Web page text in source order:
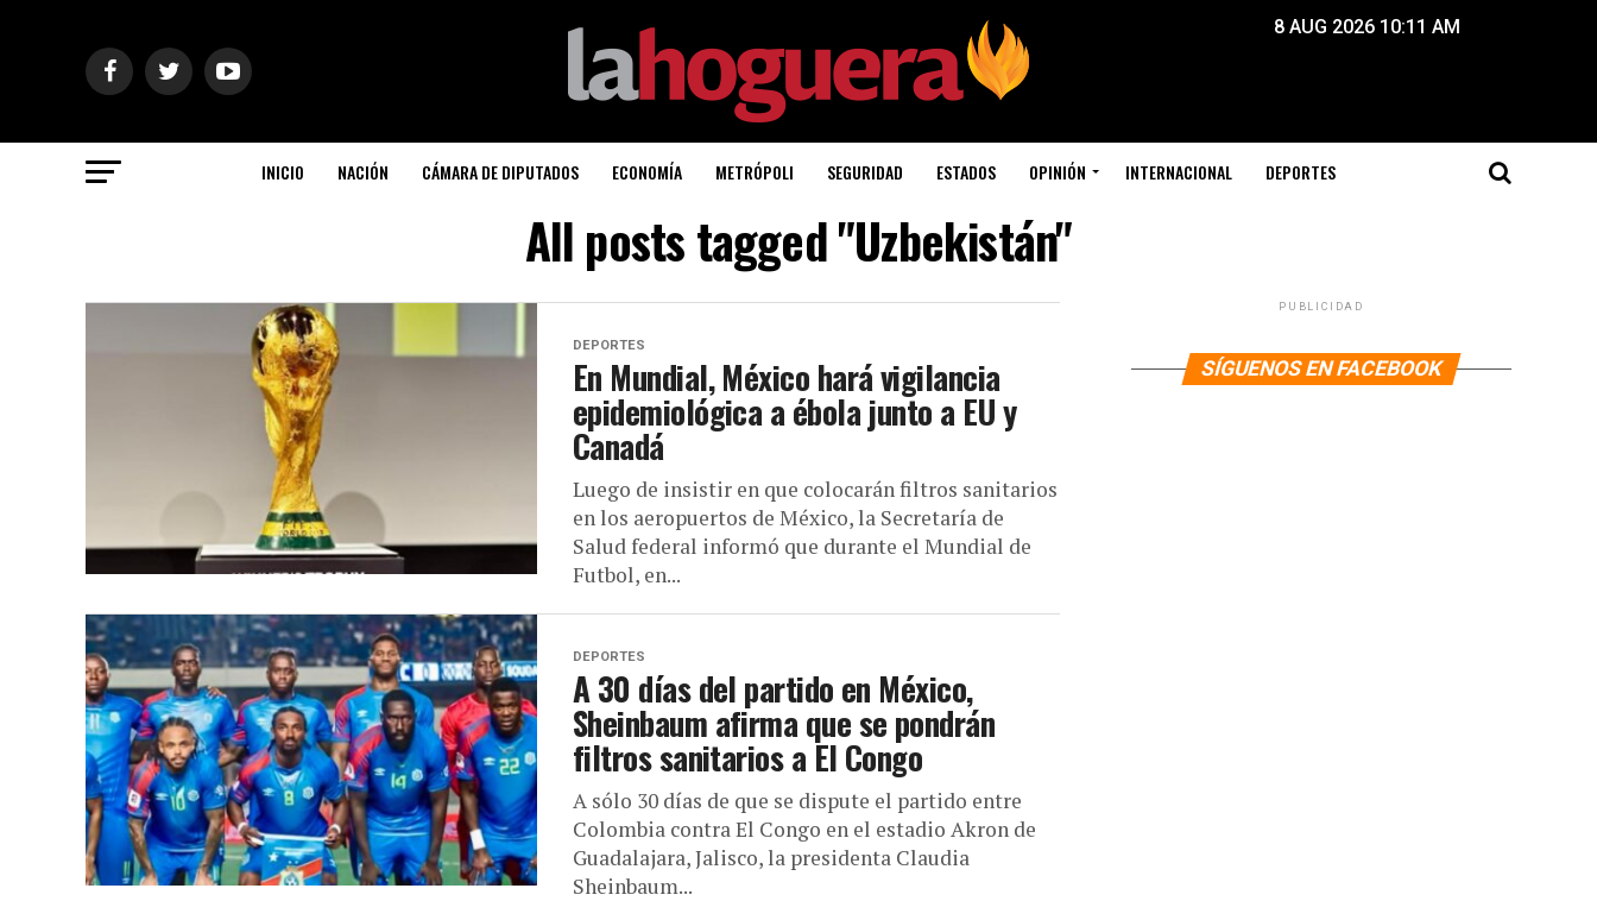
8 AUG 2026 10:11 AM
INICIO NACIÓN CÁMARA DE DIPUTADOS ECONOMÍA METRÓPOLI SEGURIDAD ESTADOS OPINIÓN INTERNACIONAL DEPORTES
All posts tagged "Uzbekistán"
DEPORTES
En Mundial, México hará vigilancia
epidemiológica a ébola junto a EU y
Canadá
Luego de insistir en que colocarán filtros sanitarios
en los aeropuertos de México, la Secretaría de
Salud federal informó que durante el Mundial de
Futbol, en...
DEPORTES
A 30 días del partido en México,
Sheinbaum afirma que se pondrán
filtros sanitarios a El Congo
A sólo 30 días de que se dispute el partido entre
Colombia contra El Congo en el estadio Akron de
Guadalajara, Jalisco, la presidenta Claudia
Sheinbaum...
PUBLICIDAD
SÍGUENOS EN FACEBOOK